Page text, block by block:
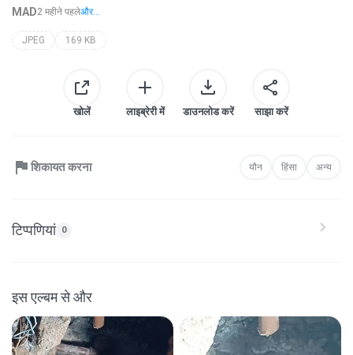
MAD2 महीने पहलेऔर...
JPEG 169 KB
खोलें लाइब्रेरी में डाउनलोड करें साझा करें
शिकायत करना यौन हिंसा अन्य
टिप्पणियां 0
इस एल्बम से और